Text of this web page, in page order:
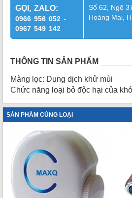
GỌI, ZALO:
0966 956 052 -
0967 549 142
Số 62, Ngõ
Hoàng Mai,
THÔNG TIN SẢN PHẨM
Màng lọc: Dung dịch khử mùi
Chức năng loại bỏ độc hại của
SẢN PHẨM CÙNG LOẠI